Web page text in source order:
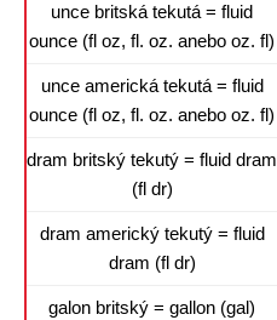
unce britská tekutá = fluid
ounce (fl oz, fl. oz. anebo oz. fl)
unce americká tekutá = fluid
ounce (fl oz, fl. oz. anebo oz. fl)
dram britský tekutý = fluid dram
(fl dr)
dram americký tekutý = fluid
dram (fl dr)
galon britský = gallon (gal)